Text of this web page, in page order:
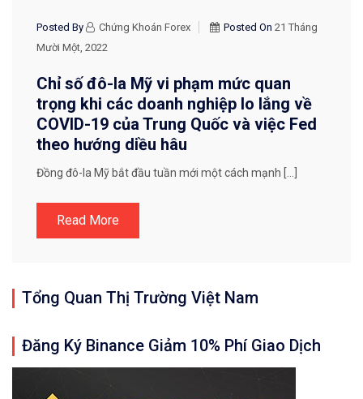
Posted By Chứng Khoán Forex Posted On 21 Tháng
Mười Một, 2022
Chỉ số đô-la Mỹ vi phạm mức quan
trọng khi các doanh nghiệp lo lắng về
COVID-19 của Trung Quốc và việc Fed
theo hướng diều hâu
Đồng đô-la Mỹ bắt đầu tuần mới một cách mạnh […]
Read More
Tổng Quan Thị Trường Việt Nam
Đăng Ký Binance Giảm 10% Phí Giao Dịch